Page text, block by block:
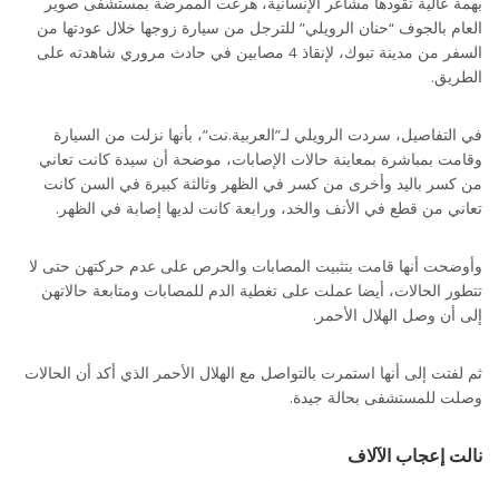
العام بالجوف “حنان الرويلي” للترجل من سيارة زوجها خلال عودتها من
السفر من مدينة تبوك، لإنقاذ 4 مصابين في حادث مروري شاهدته على
الطريق.
في التفاصيل، سردت الرويلي لـ”العربية.نت”، بأنها نزلت من السيارة
وقامت بمباشرة بمعاينة حالات الإصابات، موضحة أن سيدة كانت تعاني
من كسر باليد وأخرى من كسر في الظهر وثالثة كبيرة في السن كانت
تعاني من قطع في الأنف والخد، ورابعة كانت لديها إصابة في الظهر.
وأوضحت أنها قامت بتثبيت المصابات والحرص على عدم حركتهن حتى لا
تتطور الحالات، أيضا عملت على تغطية الدم للمصابات ومتابعة حالاتهن
إلى أن وصل الهلال الأحمر.
ثم لفتت إلى أنها استمرت بالتواصل مع الهلال الأحمر الذي أكد أن الحالات
وصلت للمستشفى بحالة جيدة.
نالت إعجاب الآلاف